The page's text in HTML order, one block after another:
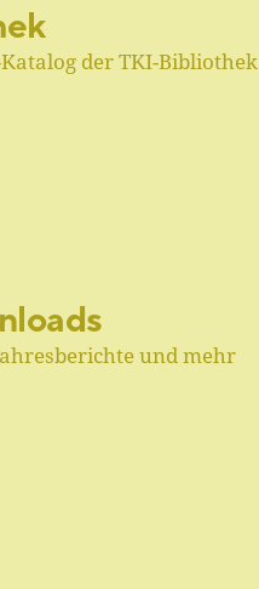
der TKI-Bibliothek
und mehr